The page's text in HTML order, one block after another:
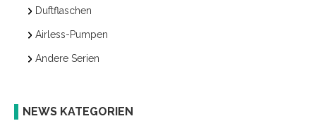
Duftflaschen
Airless-Pumpen
Andere Serien
NEWS KATEGORIEN